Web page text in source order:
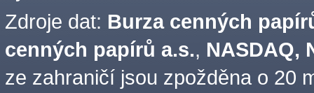
Zdroje dat: Burza cenných
cenných papírů a.s., NASDAQ,
ze zahraničí jsou zpožděna o 20